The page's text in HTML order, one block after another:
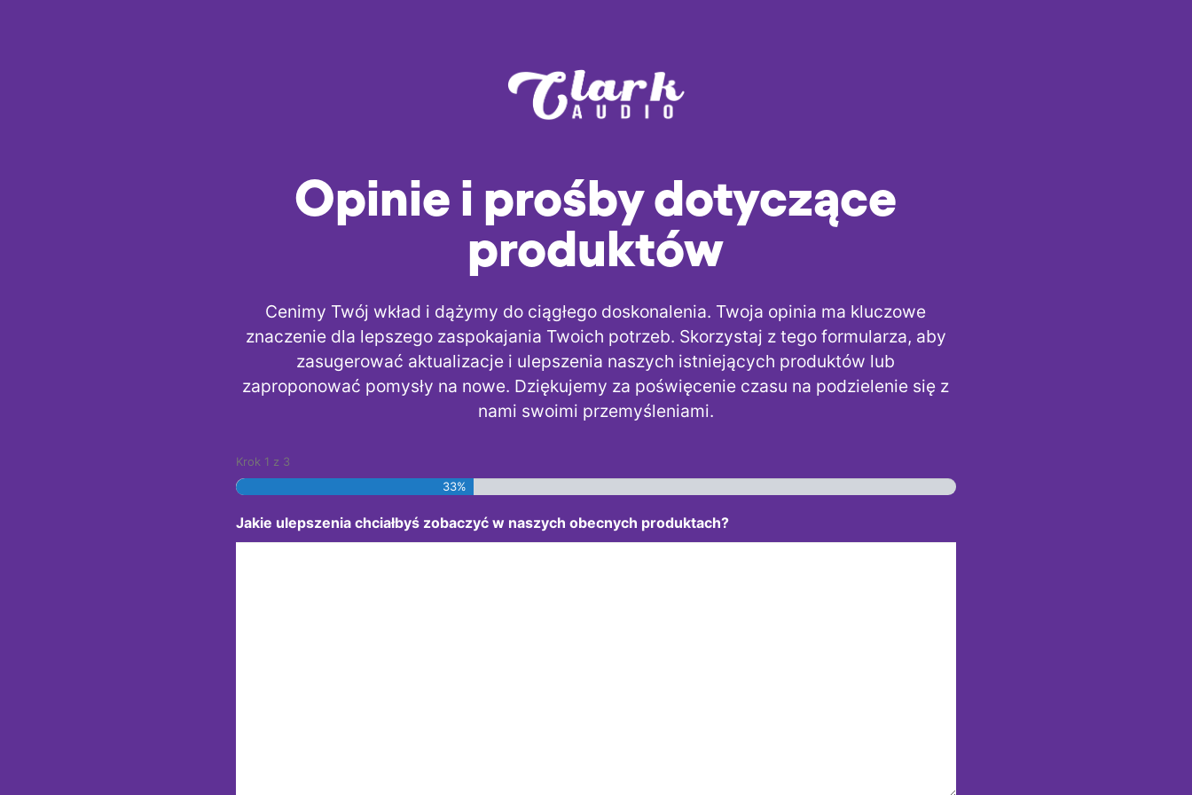
Opinie i prośby dotyczące
produktów
Cenimy Twój wkład i dążymy do ciągłego doskonalenia. Twoja opinia ma kluczowe
znaczenie dla lepszego zaspokajania Twoich potrzeb. Skorzystaj z tego formularza, aby
zasugerować aktualizacje i ulepszenia naszych istniejących produktów lub
zaproponować pomysły na nowe. Dziękujemy za poświęcenie czasu na podzielenie się z
nami swoimi przemyśleniami.
Krok 1 z 3
33%
Jakie ulepszenia chciałbyś zobaczyć w naszych obecnych produktach?